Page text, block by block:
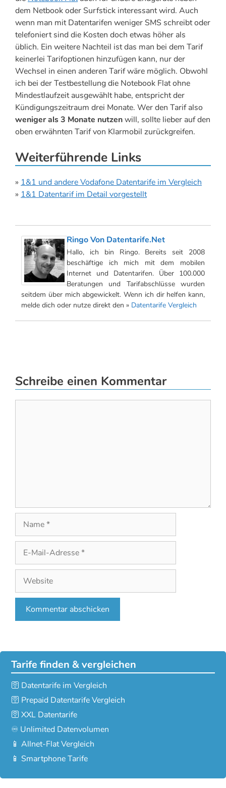
dem Netbook oder Surfstick interessant wird. Auch
wenn man mit Datentarifen weniger SMS schreibt oder
telefoniert sind die Kosten doch etwas höher als
üblich. Ein weitere Nachteil ist das man bei dem Tarif
keinerlei Tarifoptionen hinzufügen kann, nur der
Wechsel in einen anderen Tarif wäre möglich. Obwohl
ich bei der Testbestellung die Notebook Flat ohne
Mindestlaufzeit ausgewählt habe, entspricht der
Kündigungszeitraum drei Monate. Wer den Tarif also
weniger als 3 Monate nutzenwill, sollte lieber auf den
oben erwähnten Tarif von Klarmobil zurückgreifen.
Weiterführende Links
» 1&1 und andere Vodafone Datentarife im Vergleich
» 1&1 Datentarif im Detail vorgestellt
Ringo Von Datentarife.net
Hallo, ich bin Ringo. Bereits seit 2008
beschäftige ich mich mit dem mobilen
Internet und Datentarifen. Über 100.000
Beratungen und Tarifabschlüsse wurden
seitdem über mich abgewickelt. Wenn ich dir helfen kann,
melde dich oder nutze direkt den » Datentarife Vergleich
Schreibe einen Kommentar
Name
Mail-
Adresse
Website
Tarife finden & vergleichen
🛜 Datentarife im Vergleich
🛜 Prepaid Datentarife Vergleich
🛜 XXL Datentarife
♾️ Unlimited Datenvolumen
📱 Allnet-Flat Vergleich
📱 Smartphone Tarife